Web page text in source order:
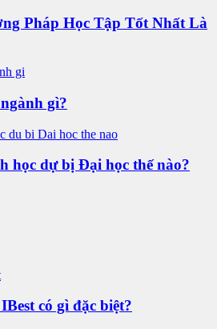
Pháp Học Tập Tốt Nhất Là
gì?
học dự bị Đại học thế nào?
có gì đặc biệt?